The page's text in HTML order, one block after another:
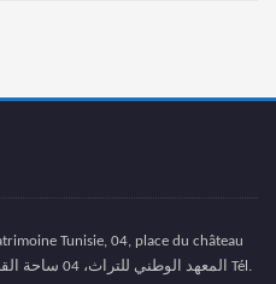
Tunisie, 04, place du château